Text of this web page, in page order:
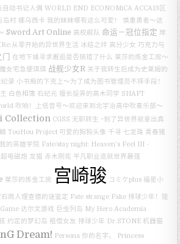
自动书记人偶 WORLD END ECONOMiCA ACCA13区
岛村 娜乌西卡 我的妹妹哪有这么可爱！
慎重勇者～这
Sword Art Online 高校舰队 命运－冠位指定 岸
Re:从零开始的异世界生活 冰结之绊 高分少女 巧克力与
在地下城寻求邂逅是否搞错了什么 莱莎的炼金工房～
女宅急便琪琪 战舰少女R 关于我转生后成为史莱姆的
录 小书痴的下克上～为了成为图书管理员不择手段！
白色相簿 石纪元 擅长捉弄的高木同学 SHAFT
吹响！上低音号～欢迎来到北宇治高中吹奏乐部～
Collection CGSS 无职转生 ~到了异世界就拿出真
TouHou Project 可爱的狗狗头像 千寻 七龙珠 青春猪
我的英雄学院 Fate/stay night: Heaven’s Feel III -
电磁炮 龙猫 赤木刚宪 平凡职业造就世界最强
莱莎的炼金工房 宫崎骏 コミケplus 福星小
石商人理查德的谜鉴定 Fate strange Fake 排球少年！陸
达尔文游戏 巨虫列岛 My Hero Academia
约定的梦幻岛 租借女友 排球少年 Dr.STONE 机器猫
Dream! Persona 你的名字。
Princess